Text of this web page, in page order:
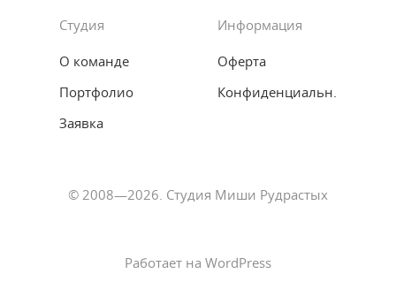
Студия
О команде
Портфолио
Заявка
Информация
Оферта
Конфиденциальн.
© 2008—2026. Студия Миши Рудрастых
Работает на WordPress